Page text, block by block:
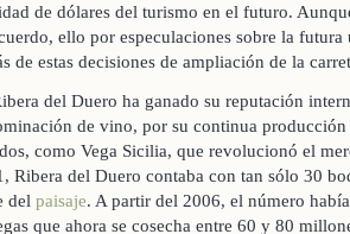
de dólares del turismo en el futuro.
ello por especulaciones sobre la
de estas decisiones de ampliación de la
del Duero ha ganado su reputación
de vino, por su continua
como Vega Sicilia, que revolucionó el
Ribera del Duero contaba con tan sólo 30
del paisaje. A partir del 2006, el número
que ahora se cosecha entre 60 y 80